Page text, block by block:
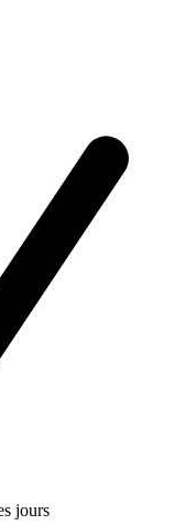
jours